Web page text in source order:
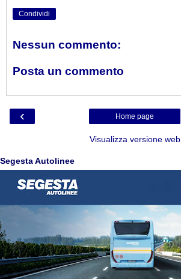
Condividi
Nessun commento:
Posta un commento
‹ Home page
Visualizza versione web
Segesta Autolinee